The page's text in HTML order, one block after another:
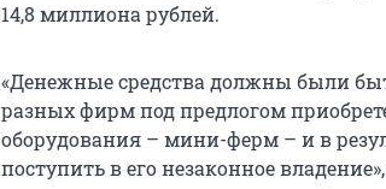
14,8 миллиона рублей.
«Денежные средства должны были
разных фирм под предлогом
оборудования – мини-ферм – и в
поступить в его незаконное